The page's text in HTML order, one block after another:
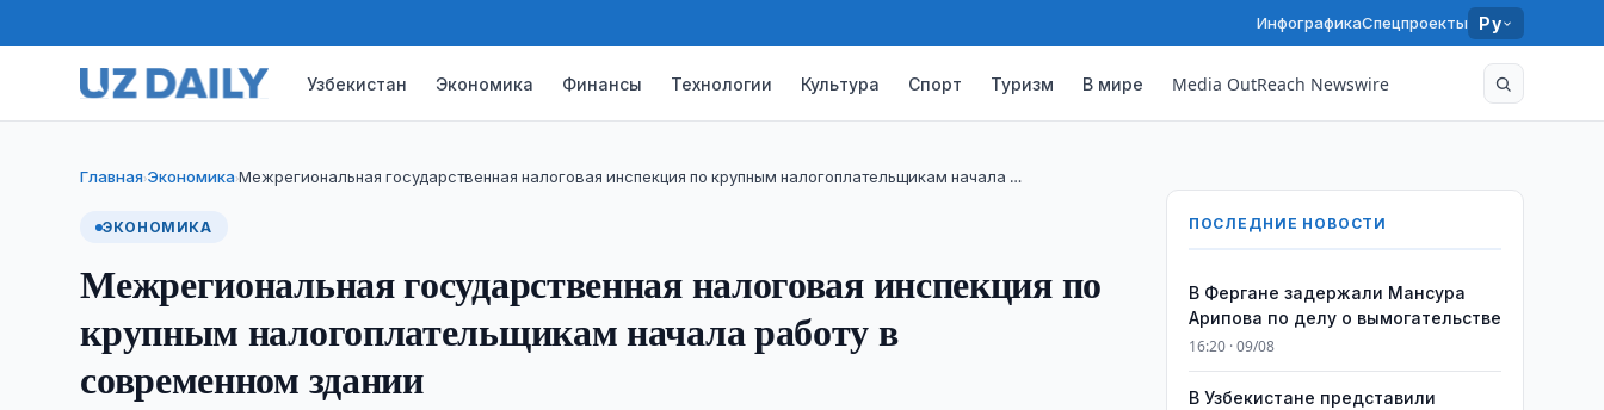
ИнфографикаСпецпроекты Ру
Узбекистан Экономика Финансы Технологии Культура Спорт Туризм В мире Media OutReach Newswire
Главная›Экономика›Межрегиональная государственная налоговая инспекция по крупным налогоплательщикам начала …
ЭКОНОМИКА
Межрегиональная государственная налоговая инспекция по
крупным налогоплательщикам начала работу в
современном здании
ПОСЛЕДНИЕ НОВОСТИ
В Фергане задержали Мансура
Арипова по делу о вымогательстве
16:20 · 09/08
В Узбекистане представили